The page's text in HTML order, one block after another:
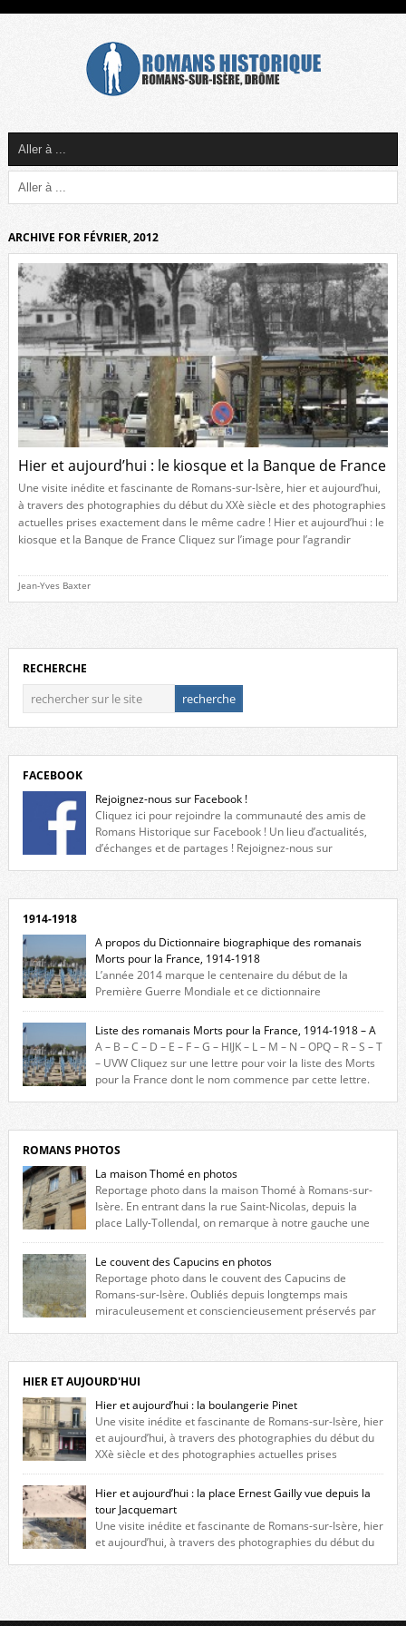
ARCHIVE FOR FÉVRIER, 2012
Hier et aujourd’hui : le kiosque et la Banque de France
Une visite inédite et fascinante de Romans-sur-Isère, hier et aujourd’hui,
à travers des photographies du début du XXè siècle et des photographies
actuelles prises exactement dans le même cadre ! Hier et aujourd’hui : le
kiosque et la Banque de France Cliquez sur l’image pour l’agrandir
Jean-Yves Baxter
RECHERCHE
FACEBOOK
Rejoignez-nous sur Facebook !
Cliquez ici pour rejoindre la communauté des amis de
Romans Historique sur Facebook ! Un lieu d’actualités,
d’échanges et de partages ! Rejoignez-nous sur
1914-1918
A propos du Dictionnaire biographique des romanais
Morts pour la France, 1914-1918
L’année 2014 marque le centenaire du début de la
Première Guerre Mondiale et ce dictionnaire
biographique veut rendre hommage aux romanais Morts pour la
France durant ce conflit. La base de cette recherche historique est
constituée des noms gravés sur les plaques commémoratives de
l’Hôtel de Ville, du lycée du Dauphiné et du lycée Triboulet, […]
Liste des romanais Morts pour la France, 1914-1918 – A
A – B – C – D – E – F – G – HIJK – L – M – N – OPQ – R – S – T
– UVW Cliquez sur une lettre pour voir la liste des Morts
pour la France dont le nom commence par cette lettre.
ROMANS PHOTOS
La maison Thomé en photos
Reportage photo dans la maison Thomé à Romans-sur-
Isère. En entrant dans la rue Saint-Nicolas, depuis la
place Lally-Tollendal, on remarque à notre gauche une
maison construite au XVIè siècle. Les deux façades sont ornées de
fenêtres jumelles à meneaux. Entre ces deux étages, on peut voir une
niche qui contient une statue de la Vierge. […]
Le couvent des Capucins en photos
Reportage photo dans le couvent des Capucins de
Romans-sur-Isère. Oubliés depuis longtemps mais
miraculeusement et consciencieusement préservés par
l’histoire de la redécouverte de vestiges du couvent des Capucins ! Petit
retour sur l’histoire […]
HIER ET AUJOURD'HUI
Hier et aujourd’hui : la boulangerie Pinet
Une visite inédite et fascinante de Romans-sur-Isère, hier
et aujourd’hui, à travers des photographies du début du
XXè siècle et des photographies actuelles prises
exactement dans le même cadre ! A l’angle de la place Jean Jaurès et de
l’avenue Victor Hugo (à côté d’Intermarché), à Romans. La boulangerie
Jules Pinet est inscrite dans le […]
Hier et aujourd’hui : la place Ernest Gailly vue depuis la
tour Jacquemart
Une visite inédite et fascinante de Romans-sur-Isère, hier
et aujourd’hui, à travers des photographies du début du